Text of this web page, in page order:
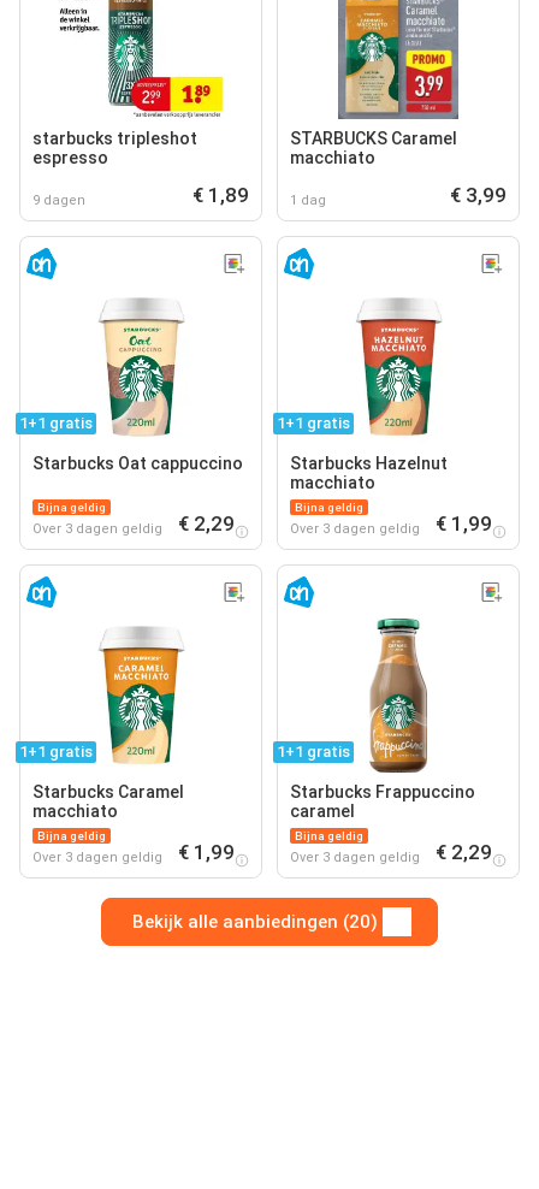
starbucks tripleshot
espresso
9 dagen € 1,89
STARBUCKS Caramel
macchiato
1 dag € 3,99
1+1 gratis
Starbucks Oat cappuccino
Bijna geldig
Over 3 dagen geldig € 2,29
1+1 gratis
Starbucks Hazelnut
macchiato
Bijna geldig
Over 3 dagen geldig € 1,99
1+1 gratis
Starbucks Caramel
macchiato
Bijna geldig
Over 3 dagen geldig € 1,99
1+1 gratis
Starbucks Frappuccino
caramel
Bijna geldig
Over 3 dagen geldig € 2,29
Bekijk alle aanbiedingen (20)